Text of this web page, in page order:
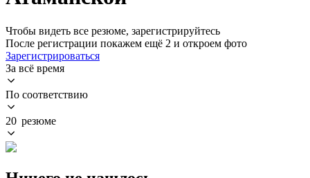
Чтобы видеть все резюме, зарегистрируйтесь
После регистрации покажем ещё 2 и откроем фото
Зарегистрироваться
За всё время
По соответствию
20 резюме